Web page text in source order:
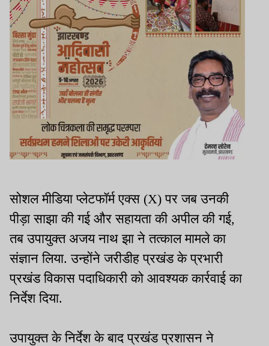
सोशल मीडिया प्लेटफॉर्म एक्स (X) पर जब उनकी
पीड़ा साझा की गई और सहायता की अपील की गई,
तब उपायुक्त अजय नाथ झा ने तत्काल मामले का
संज्ञान लिया. उन्होंने जरीडीह प्रखंड के प्रभारी
प्रखंड विकास पदाधिकारी को आवश्यक कार्रवाई का
निर्देश दिया.
उपायुक्त के निर्देश के बाद प्रखंड प्रशासन ने